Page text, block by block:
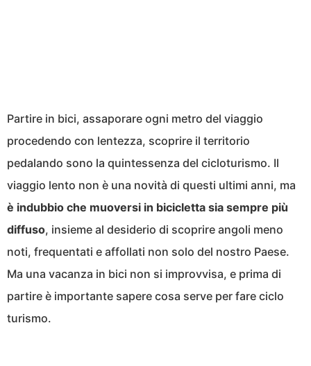
Partire in bici, assaporare ogni metro del viaggio
procedendo con lentezza, scoprire il territorio
pedalando sono la quintessenza del cicloturismo. Il
viaggio lento non è una novità di questi ultimi anni, ma
è indubbio che muoversi in bicicletta sia sempre più
diffuso, insieme al desiderio di scoprire angoli meno
noti, frequentati e affollati non solo del nostro Paese.
Ma una vacanza in bici non si improvvisa, e prima di
partire è importante sapere cosa serve per fare ciclo
turismo.